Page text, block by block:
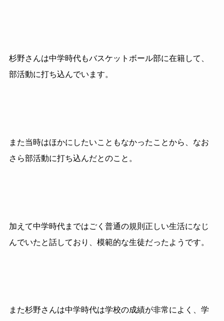
杉野さんは中学時代もバスケットボール部に在籍して、
部活動に打ち込んでいます。
また当時はほかにしたいこともなかったことから、なお
さら部活動に打ち込んだとのこと。
加えて中学時代まではごく普通の規則正しい生活になじ
んでいたと話しており、模範的な生徒だったようです。
また杉野さんは中学時代は学校の成績が非常によく、学